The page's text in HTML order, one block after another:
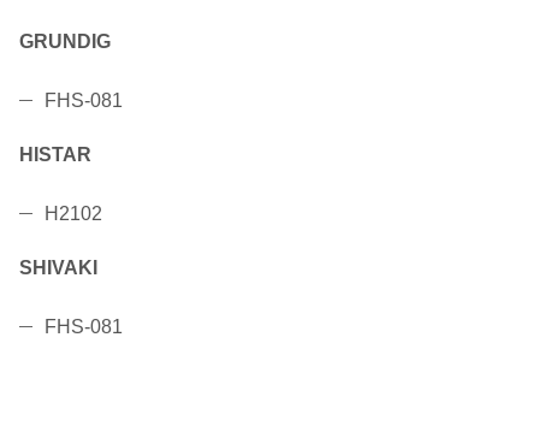
GRUNDIG
FHS-081
HISTAR
H2102
SHIVAKI
FHS-081